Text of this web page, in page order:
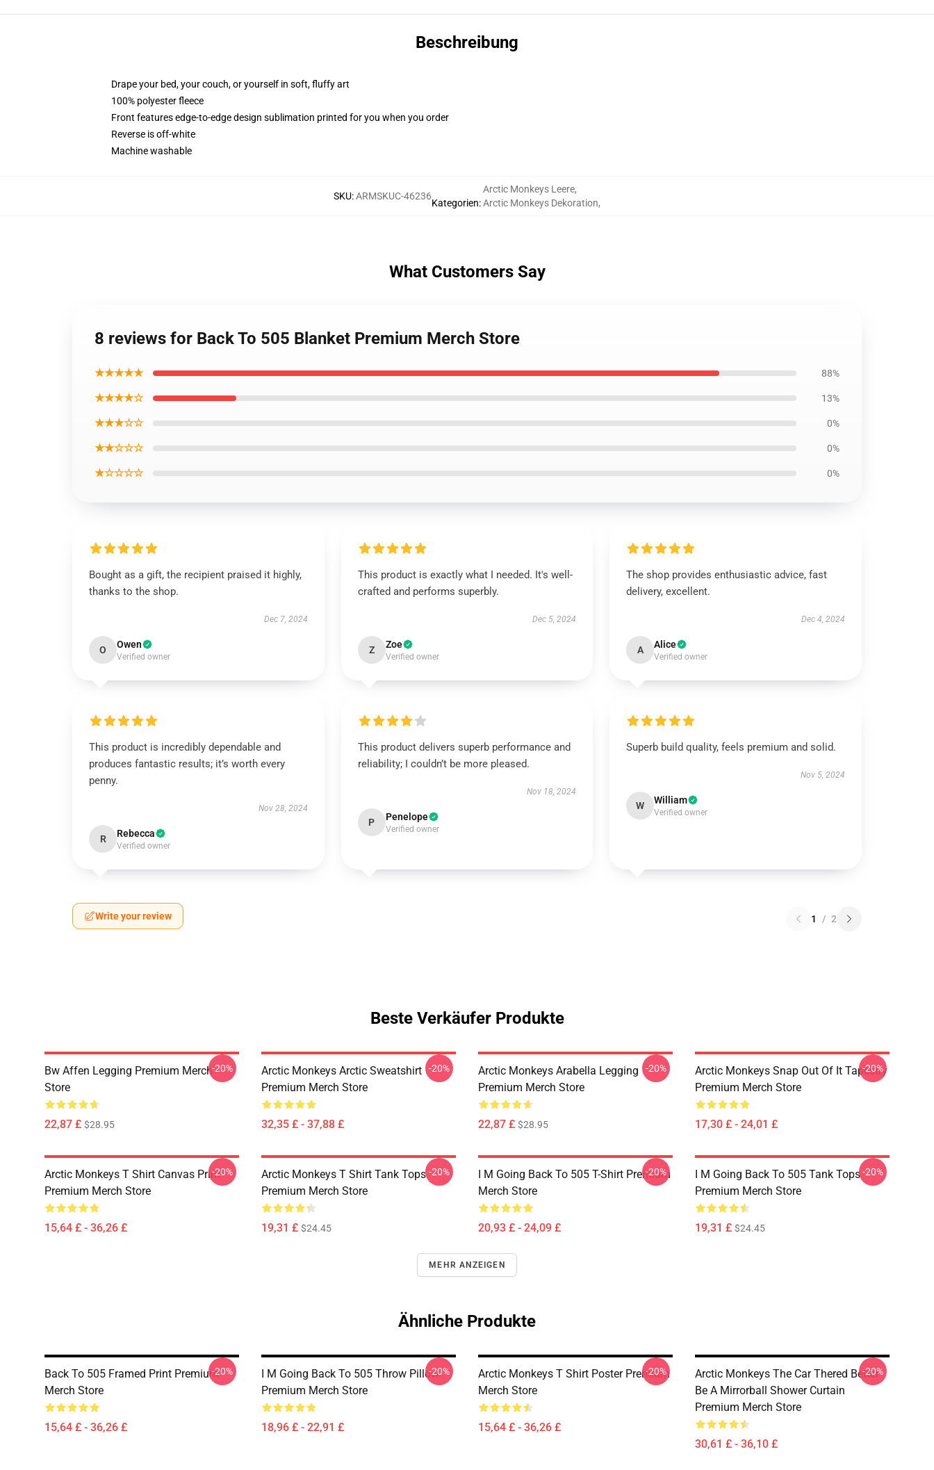
Beschreibung
Drape your bed, your couch, or yourself in soft, fluffy art
100% polyester fleece
Front features edge-to-edge design sublimation printed for you when you order
Reverse is off-white
Machine washable
SKU:ARMSKUC-46236
Kategorien:
Arctic Monkeys Leere,
Arctic Monkeys Dekoration,
What Customers Say
8 reviews for Back To 505 Blanket Premium Merch Store
★★★★★ 88%
★★★★☆ 13%
★★★☆☆ 0%
★★☆☆☆ 0%
★☆☆☆☆ 0%
Bought as a gift, the recipient praised it highly,
thanks to the shop.
Dec 7, 2024
O Owen
Verified owner
This product is exactly what I needed. It's well-
crafted and performs superbly.
Dec 5, 2024
Z Zoe
Verified owner
The shop provides enthusiastic advice, fast
delivery, excellent.
Dec 4, 2024
A Alice
Verified owner
This product is incredibly dependable and
produces fantastic results; it’s worth every
penny.
Nov 28, 2024
R Rebecca
Verified owner
This product delivers superb performance and
reliability; I couldn’t be more pleased.
Nov 18, 2024
P Penelope
Verified owner
Superb build quality, feels premium and solid.
Nov 5, 2024
W William
Verified owner
Write your review 1 / 2
Beste Verkäufer Produkte
Bw Affen Legging Premium Merch
Store
22,87 £ $28.95
-20%
Arctic Monkeys Arctic Sweatshirt
Premium Merch Store
32,35 £ - 37,88 £
-20%
Arctic Monkeys Arabella Legging
Premium Merch Store
22,87 £ $28.95
-20%
Arctic Monkeys Snap Out Of It Tapestry
Premium Merch Store
17,30 £ - 24,01 £
-20%
Arctic Monkeys T Shirt Canvas Print
Premium Merch Store
15,64 £ - 36,26 £
-20%
Arctic Monkeys T Shirt Tank Tops
Premium Merch Store
19,31 £ $24.45
-20%
I M Going Back To 505 T-Shirt Premium
Merch Store
20,93 £ - 24,09 £
-20%
I M Going Back To 505 Tank Tops
Premium Merch Store
19,31 £ $24.45
-20%
MEHR ANZEIGEN
Ähnliche Produkte
Back To 505 Framed Print Premium
Merch Store
15,64 £ - 36,26 £
-20%
I M Going Back To 505 Throw Pillow
Premium Merch Store
18,96 £ - 22,91 £
-20%
Arctic Monkeys T Shirt Poster Premium
Merch Store
15,64 £ - 36,26 £
-20%
Arctic Monkeys The Car Thered Better
Be A Mirrorball Shower Curtain
Premium Merch Store
30,61 £ - 36,10 £
-20%